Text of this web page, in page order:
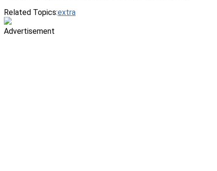
Related Topics:extra
Advertisement